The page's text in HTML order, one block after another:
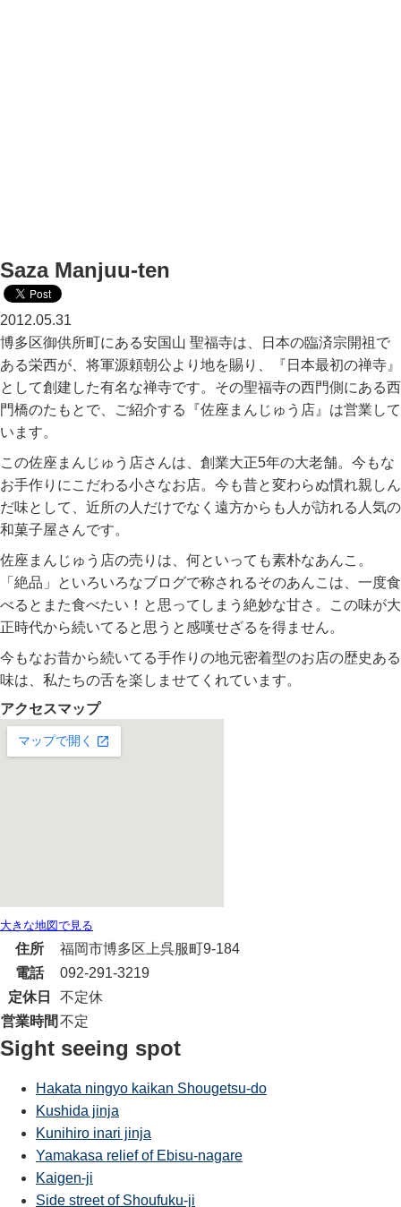
Saza Manjuu-ten
2012.05.31
博多区御供所町にある安国山 聖福寺は、日本の臨済宗開祖で
ある栄西が、将軍源頼朝公より地を賜り、『日本最初の禅寺』
として創建した有名な禅寺です。その聖福寺の西門側にある西
門橋のたもとで、ご紹介する『佐座まんじゅう店』は営業して
います。
この佐座まんじゅう店さんは、創業大正5年の大老舗。今もな
お手作りにこだわる小さなお店。今も昔と変わらぬ慣れ親しん
だ味として、近所の人だけでなく遠方からも人が訪れる人気の
和菓子屋さんです。
佐座まんじゅう店の売りは、何といっても素朴なあんこ。
「絶品」といろいろなブログで称されるそのあんこは、一度食
べるとまた食べたい！と思ってしまう絶妙な甘さ。この味が大
正時代から続いてると思うと感嘆せざるを得ません。
今もなお昔から続いてる手作りの地元密着型のお店の歴史ある
味は、私たちの舌を楽しませてくれています。
アクセスマップ
大きな地図で見る
住所
福岡市博多区上呉服町9-184
電話
092-291-3219
定休日
不定休
営業時間 不定
Sight seeing spot
Hakata ningyo kaikan Shougetsu-do
Kushida jinja
Kunihiro inari jinja
Yamakasa relief of Ebisu-nagare
Kaigen-ji
Side street of Shoufuku-ji